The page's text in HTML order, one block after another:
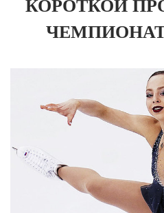
Кемеровская область (2)
Москва и МО (14)
Нижегородская область (1)
Омская область (5)
Республика Башкортостан (3)
КОРОТКОЙ